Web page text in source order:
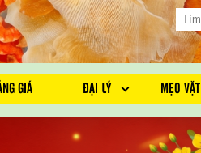
GIÁ ĐẠI LÝ MẸO VẶT